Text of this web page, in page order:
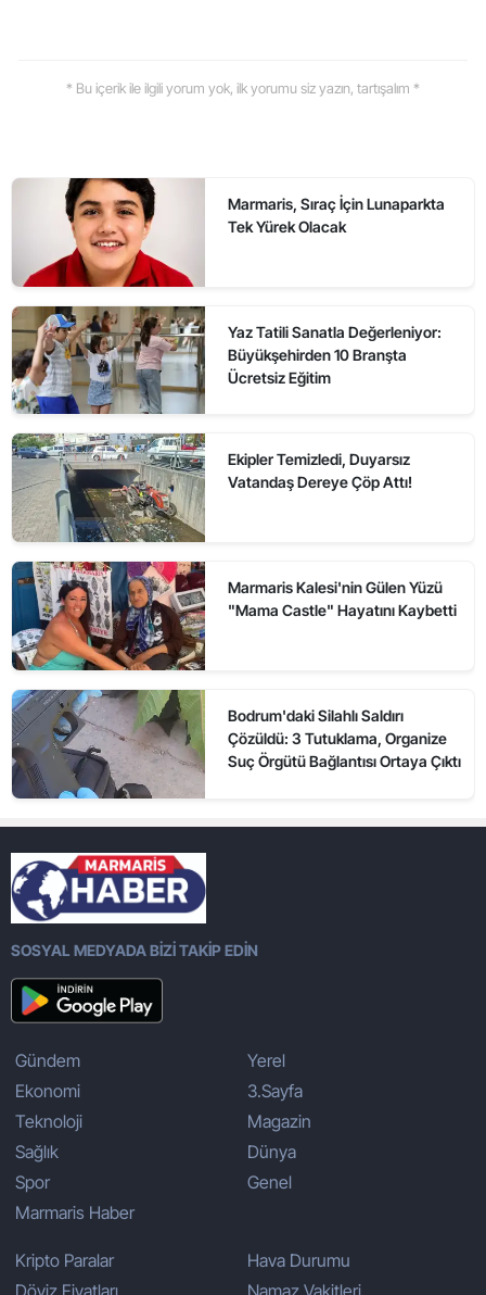
* Bu içerik ile ilgili yorum yok, ilk yorumu siz yazın, tartışalım *
Marmaris, Sıraç İçin Lunaparkta
Tek Yürek Olacak
Yaz Tatili Sanatla Değerleniyor:
Büyükşehirden 10 Branşta
Ücretsiz Eğitim
Ekipler Temizledi, Duyarsız
Vatandaş Dereye Çöp Attı!
Marmaris Kalesi'nin Gülen Yüzü
"Mama Castle" Hayatını Kaybetti
Bodrum'daki Silahlı Saldırı
Çözüldü: 3 Tutuklama, Organize
Suç Örgütü Bağlantısı Ortaya Çıktı
SOSYAL MEDYADA BİZİ TAKİP EDİN
Gündem
Ekonomi
Teknoloji
Sağlık
Spor
Marmaris Haber
Yerel
3.Sayfa
Magazin
Dünya
Genel
Kripto Paralar
Hava Durumu